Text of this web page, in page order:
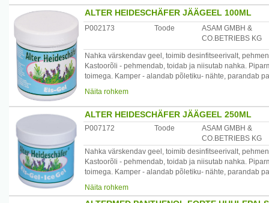
Maaletooja: Depilé OÜ, Aardla 23a, 50110 Tartu
ALTER HEIDESCHÄFER JÄÄGEEL 100ML
P002173 Toode
ASAM GMBH &
CO.BETRIEBS KG
Nahka värskendav geel, toimib desinfitseerivalt,
Kastoorõli - pehmendab, toidab ja niisutab nahka.
toimega. Kamper - alandab põletiku- nähte, parandab
Maaletooja: Startlan OÜ, Laki 30-413 Tallinn, Eesti
Näita rohkem
ALTER HEIDESCHÄFER JÄÄGEEL 250ML
P007172 Toode
ASAM GMBH &
CO.BETRIEBS KG
Nahka värskendav geel, toimib desinfitseerivalt,
Kastoorõli - pehmendab, toidab ja niisutab nahka.
toimega. Kamper - alandab põletiku- nähte, parandab
Maaletooja: Startlan OÜ, Laki 30-413 Tallinn, Eesti
Näita rohkem